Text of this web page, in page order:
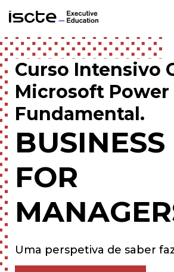
Curso Intensivo
Microsoft Power
Fundamental.
BUSINESS
FOR
Uma perspetiva de saber